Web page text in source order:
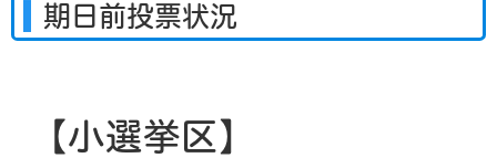
期日前投票状況
【小選挙区】